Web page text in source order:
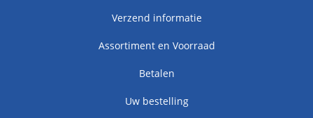
Verzend informatie
Assortiment en Voorraad
Betalen
Uw bestelling